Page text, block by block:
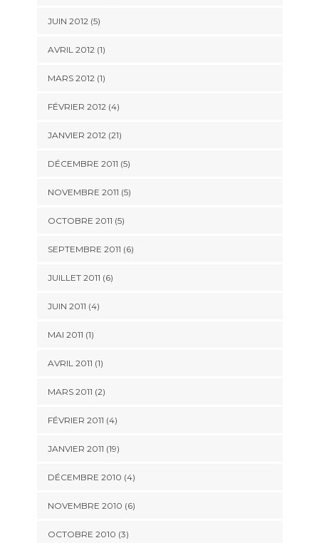
JUIN 2012 (5)
AVRIL 2012 (1)
MARS 2012 (1)
FÉVRIER 2012 (4)
JANVIER 2012 (21)
DÉCEMBRE 2011 (5)
NOVEMBRE 2011 (5)
OCTOBRE 2011 (5)
SEPTEMBRE 2011 (6)
JUILLET 2011 (6)
JUIN 2011 (4)
MAI 2011 (1)
AVRIL 2011 (1)
MARS 2011 (2)
FÉVRIER 2011 (4)
JANVIER 2011 (19)
DÉCEMBRE 2010 (4)
NOVEMBRE 2010 (6)
OCTOBRE 2010 (3)